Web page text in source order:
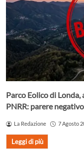
Parco Eolico di
PNRR: parere
La Redazione 7 Agosto
Leggi di più